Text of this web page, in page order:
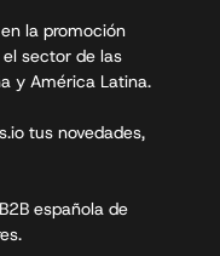
la promoción
sector de las
y América Latina.
tus novedades,
española de